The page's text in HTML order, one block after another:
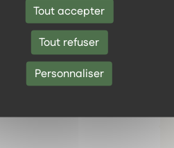
Tout accepter
Tout refuser
Personnaliser
samedi de 10 h à 19 h